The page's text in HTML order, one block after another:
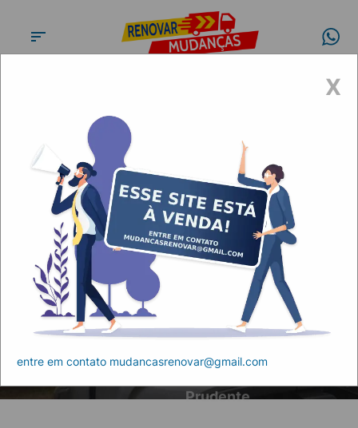
Carretos e transportes Vila
Prudente
Artigos
Carretos e
Prudente
X
entre em contato mudancasrenovar@gmail.com